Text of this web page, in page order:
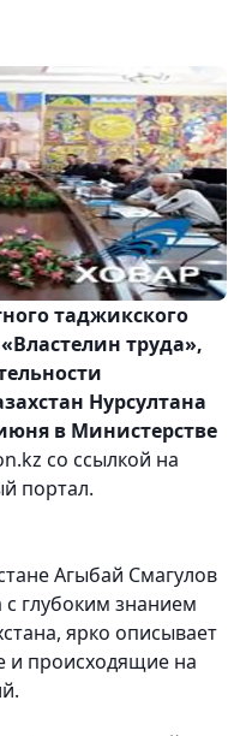
таджикского
труда»,
Нурсултана
в Министерстве
со ссылкой на
портал.
Агыбай Смагулов
глубоким знанием
ярко описывает
и происходящие на